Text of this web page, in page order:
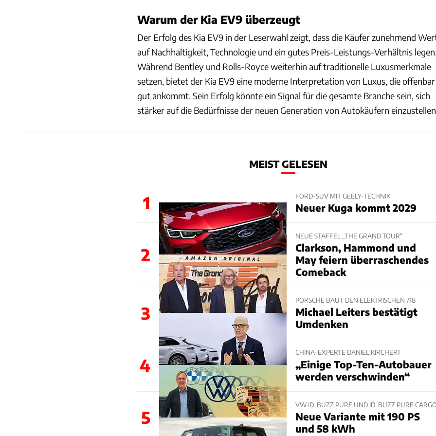
Warum der Kia EV9 überzeugt
Der Erfolg des Kia EV9 in der Leserwahl zeigt, dass die Käufer zunehmend
auf Nachhaltigkeit, Technologie und ein gutes Preis-Leistungs-Verhältnis legen.
Während Bentley und Rolls-Royce weiterhin auf traditionelle Luxusmerkmale
setzen, bietet der Kia EV9 eine moderne Interpretation von Luxus, die offenbar
gut ankommt. Sein Erfolg könnte ein Signal für die gesamte Branche sein, sich
stärker auf die Bedürfnisse der neuen Generation von Autokäufern einzustellen.
MEIST GELESEN
1 FORD-SUV MIT GEELY-TECHNIK
Neuer Kuga kommt 2029
2
NEUE STAFFEL „THE GRAND TOUR“
Clarkson, Hammond und
May feiern überraschendes
Comeback
3
PORSCHE BAUT DEN ELEKTRISCHEN 718
Michael Leiters bestätigt
Umdenken
4
CHINA-EXPERTE DANIEL KIRCHERT
„Einige Top-Ten-Autobauer
werden verschwinden“
5
VW ID. BUZZ PURE UND ID. BUZZ PURE CARGO
Neue Variante mit 190 PS
und 58 kWh